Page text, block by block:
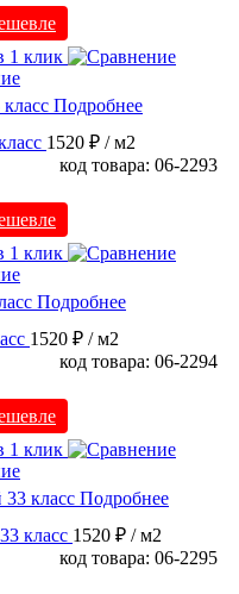
1 клик
Подробнее
1520 ₽ / м2
код товара: 06-2293
1 клик
Подробнее
1520 ₽ / м2
код товара: 06-2294
1 клик
Подробнее
класс 1520 ₽ / м2
код товара: 06-2295